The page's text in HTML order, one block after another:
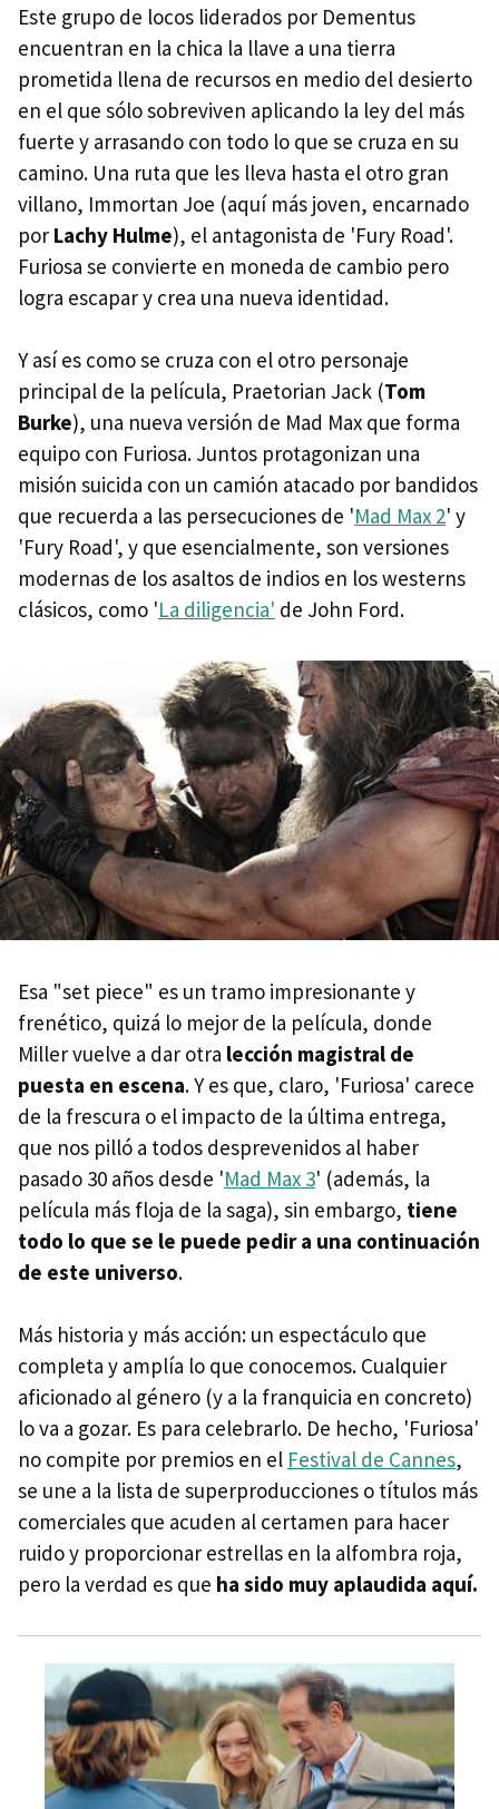
Este grupo de locos liderados por Dementus
encuentran en la chica la llave a una tierra
prometida llena de recursos en medio del desierto
en el que sólo sobreviven aplicando la ley del más
fuerte y arrasando con todo lo que se cruza en su
camino. Una ruta que les lleva hasta el otro gran
villano, Immortan Joe (aquí más joven, encarnado
por Lachy Hulme), el antagonista de 'Fury Road'.
Furiosa se convierte en moneda de cambio pero
logra escapar y crea una nueva identidad.
Y así es como se cruza con el otro personaje
principal de la película, Praetorian Jack (Tom
Burke), una nueva versión de Mad Max que forma
equipo con Furiosa. Juntos protagonizan una
misión suicida con un camión atacado por bandidos
que recuerda a las persecuciones de 'Mad Max 2' y
'Fury Road', y que esencialmente, son versiones
modernas de los asaltos de indios en los westerns
clásicos, como 'La diligencia' de John Ford.
Esa "set piece" es un tramo impresionante y
frenético, quizá lo mejor de la película, donde
Miller vuelve a dar otra lección magistral de
puesta en escena. Y es que, claro, 'Furiosa' carece
de la frescura o el impacto de la última entrega,
que nos pilló a todos desprevenidos al haber
pasado 30 años desde 'Mad Max 3' (además, la
película más floja de la saga), sin embargo, tiene
todo lo que se le puede pedir a una continuación
de este universo.
Más historia y más acción: un espectáculo que
completa y amplía lo que conocemos. Cualquier
aficionado al género (y a la franquicia en concreto)
lo va a gozar. Es para celebrarlo. De hecho, 'Furiosa'
no compite por premios en el Festival de Cannes,
se une a la lista de superproducciones o títulos más
comerciales que acuden al certamen para hacer
ruido y proporcionar estrellas en la alfombra roja,
pero la verdad es que ha sido muy aplaudida aquí.